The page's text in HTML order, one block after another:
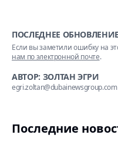
ПОСЛЕДНЕЕ
Если вы заметили ошибку на
нам по электронной почте.
АВТОР: ЗОЛТАН ЭГРИ
egri.zoltan@dubainewsgroup.com
Последние